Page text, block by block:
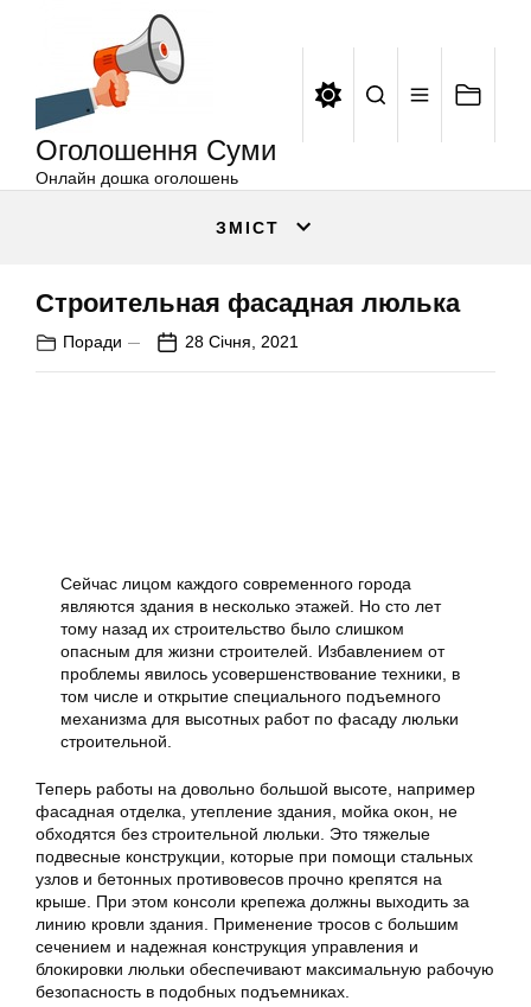
Оголошення Суми
Онлайн дошка оголошень
ЗМІСТ
Строительная фасадная люлька
Поради 28 Січня, 2021
Сейчас лицом каждого современного города
являются здания в несколько этажей. Но сто лет
тому назад их строительство было слишком
опасным для жизни строителей. Избавлением от
проблемы явилось усовершенствование техники, в
том числе и открытие специального подъемного
механизма для высотных работ по фасаду люльки
строительной.
Теперь работы на довольно большой высоте, например
фасадная отделка, утепление здания, мойка окон, не
обходятся без строительной люльки. Это тяжелые
подвесные конструкции, которые при помощи стальных
узлов и бетонных противовесов прочно крепятся на
крыше. При этом консоли крепежа должны выходить за
линию кровли здания. Применение тросов с большим
сечением и надежная конструкция управления и
блокировки люльки обеспечивают максимальную рабочую
безопасность в подобных подъемниках.